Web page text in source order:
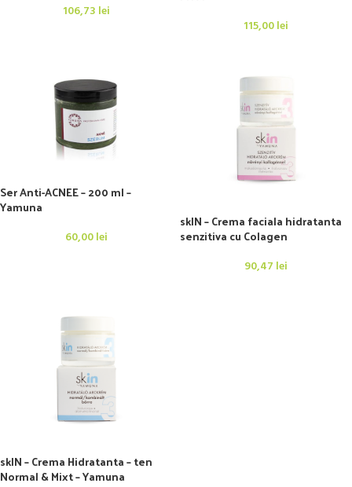
106,73 lei
115,00lei
Ser Anti-ACNEE – 200 ml –
Yamuna
60,00lei
skIN – Crema faciala hidratanta
senzitiva cu Colagen
90,47 lei
skIN – Crema Hidratanta – ten
Normal & Mixt – Yamuna